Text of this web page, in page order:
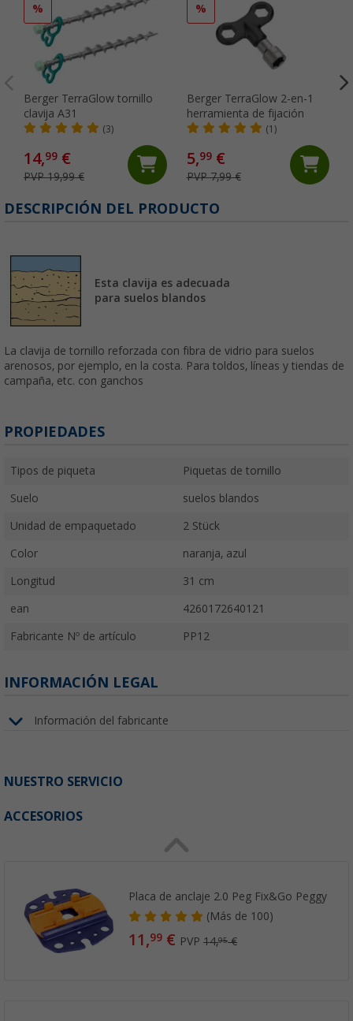
%
Berger TerraGlow tornillo
clavija A31
(3)
14,99 €
PVP 19,99 €
%
Berger TerraGlow 2-en-1
herramienta de fijación
(1)
5,99€
PVP 7,99 €
DESCRIPCIÓN DEL PRODUCTO
Esta clavija es adecuada
para suelos blandos
La clavija de tornillo reforzada con fibra de vidrio para suelos
arenosos, por ejemplo, en la costa. Para toldos, líneas y tiendas de
campaña, etc. con ganchos
PROPIEDADES
Tipos de piqueta Piquetas de tornillo
Suelo suelos blandos
Unidad de empaquetado 2 Stück
Color naranja, azul
Longitud 31 cm
ean 4260172640121
Fabricante Nº de artículo PP12
INFORMACIÓN LEGAL
Información del fabricante
NUESTRO SERVICIO
ACCESORIOS
Placa de anclaje 2.0 Peg Fix&Go Peggy
(Más de 100)
11,99 € PVP14,95€